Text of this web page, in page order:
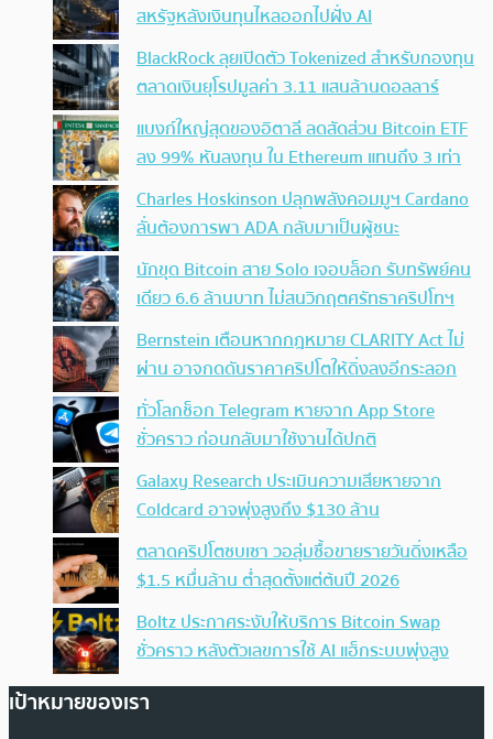
สหรัฐหลังเงินทุนไหลออกไปฝั่ง AI
BlackRock ลุยเปิดตัว Tokenized สำหรับกองทุน
ตลาดเงินยุโรปมูลค่า 3.11 แสนล้านดอลลาร์
แบงก์ใหญ่สุดของอิตาลี ลดสัดส่วน Bitcoin ETF
ลง 99% หันลงทุน ใน Ethereum แทนถึง 3 เท่า
Charles Hoskinson ปลุกพลังคอมมูฯ Cardano
ลั่นต้องการพา ADA กลับมาเป็นผู้ชนะ
นักขุด Bitcoin สาย Solo เจอบล็อก รับทรัพย์คน
เดียว 6.6 ล้านบาท ไม่สนวิกฤตศรัทธาคริปโทฯ
Bernstein เตือนหากกฎหมาย CLARITY Act ไม่
ผ่าน อาจกดดันราคาคริปโตให้ดิ่งลงอีกระลอก
ทั่วโลกช็อก Telegram หายจาก App Store
ชั่วคราว ก่อนกลับมาใช้งานได้ปกติ
Galaxy Research ประเมินความเสียหายจาก
Coldcard อาจพุ่งสูงถึง $130 ล้าน
ตลาดคริปโตซบเซา วอลุ่มซื้อขายรายวันดิ่งเหลือ
$1.5 หมื่นล้าน ต่ำสุดตั้งแต่ต้นปี 2026
Boltz ประกาศระงับให้บริการ Bitcoin Swap
ชั่วคราว หลังตัวเลขการใช้ AI แฮ็กระบบพุ่งสูง
เป้าหมายของเรา